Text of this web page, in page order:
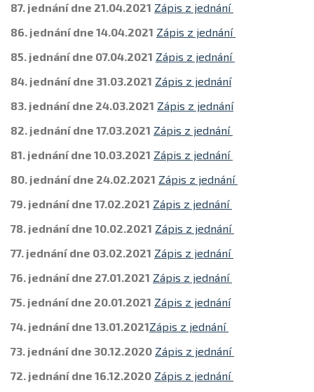
87. jednání dne 21.04.2021 Zápis z jednání
86. jednání dne 14.04.2021 Zápis z jednání
85. jednání dne 07.04.2021 Zápis z jednání
84. jednání dne 31.03.2021 Zápis z jednání
83. jednání dne 24.03.2021 Zápis z jednání
82. jednání dne 17.03.2021 Zápis z jednání
81. jednání dne 10.03.2021 Zápis z jednání
80. jednání dne 24.02.2021 Zápis z jednání
79. jednání dne 17.02.2021 Zápis z jednání
78. jednání dne 10.02.2021 Zápis z jednání
77. jednání dne 03.02.2021 Zápis z jednání
76. jednání dne 27.01.2021 Zápis z jednání
75. jednání dne 20.01.2021 Zápis z jednání
74. jednání dne 13.01.2021Zápis z jednání
73. jednání dne 30.12.2020 Zápis z jednání
72. jednání dne 16.12.2020 Zápis z jednání